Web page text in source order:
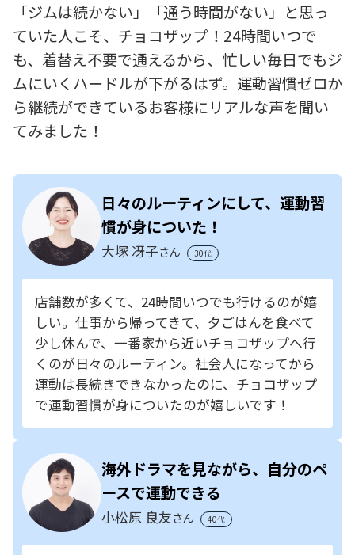
「ジムは続かない」「通う時間がない」と思っ
ていた人こそ、チョコザップ！24時間いつで
も、着替え不要で通えるから、忙しい毎日でもジ
ムにいくハードルが下がるはず。運動習慣ゼロか
ら継続ができているお客様にリアルな声を聞い
てみました！
日々のルーティンにして、運動習
慣が身についた！
大塚 冴子さん 30代
店舗数が多くて、24時間いつでも行けるのが嬉
しい。仕事から帰ってきて、夕ごはんを食べて
少し休んで、一番家から近いチョコザップへ行
くのが日々のルーティン。社会人になってから
運動は長続きできなかったのに、チョコザップ
で運動習慣が身についたのが嬉しいです！
海外ドラマを見ながら、自分のペ
ースで運動できる
小松原 良友さん 40代